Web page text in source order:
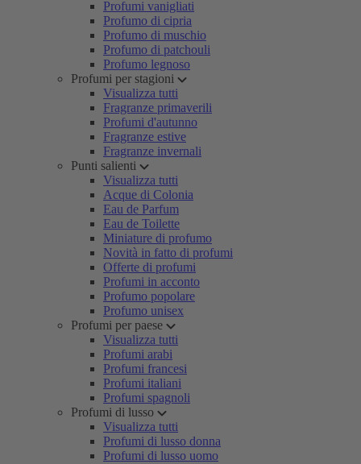
Profumi vanigliati
Profumo di cipria
Profumo di muschio
Profumo di patchouli
Profumo legnoso
Profumi per stagioni
Visualizza tutti
Fragranze primaverili
Profumi d'autunno
Fragranze estive
Fragranze invernali
Punti salienti
Visualizza tutti
Acque di Colonia
Eau de Parfum
Eau de Toilette
Miniature di profumo
Novità in fatto di profumi
Offerte di profumi
Profumi in acconto
Profumo popolare
Profumo unisex
Profumi per paese
Visualizza tutti
Profumi arabi
Profumi francesi
Profumi italiani
Profumi spagnoli
Profumi di lusso
Visualizza tutti
Profumi di lusso donna
Profumi di lusso uomo